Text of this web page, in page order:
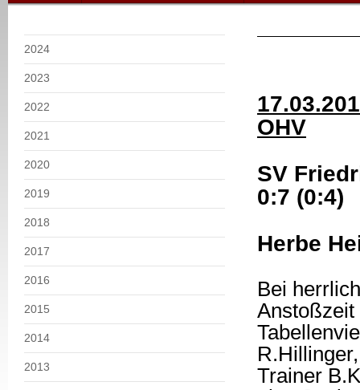
2024
2023
2022
2021
2020
2019
2018
2017
2016
2015
2014
2013
OHV
SV
0:7 (0:4)
Herbe
Bei
Anstoßzeit
Trainer